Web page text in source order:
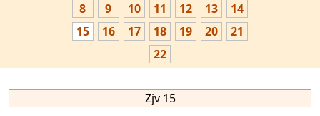
8
9 10 11 12 13
14
15
16 17 18 19 20
21
22
Zjv 15